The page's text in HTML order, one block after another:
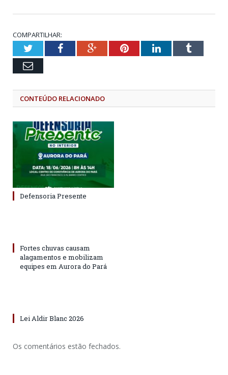
COMPARTILHAR:
TwitterFacebookGoogle+PinterestLinkedInTumblr
Email
CONTEÚDO RELACIONADO
Defensoria Presente
Fortes chuvas causam
alagamentos e mobilizam
equipes em Aurora do Pará
Lei Aldir Blanc 2026
Os comentários estão fechados.